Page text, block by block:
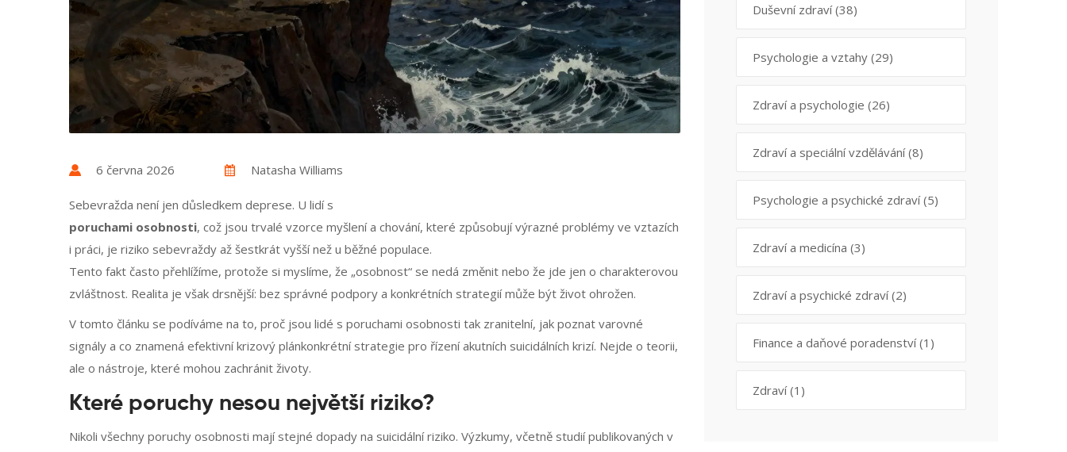
6 června 2026 Natasha Williams
Sebevražda není jen důsledkem deprese. U lidí s
poruchami osobnosti, což jsou trvalé vzorce myšlení a chování, které způsobují výrazné problémy ve vztazích
i práci, je riziko sebevraždy až šestkrát vyšší než u běžné populace.
Tento fakt často přehlížíme, protože si myslíme, že „osobnost“ se nedá změnit nebo že jde jen o charakterovou
zvláštnost. Realita je však drsnější: bez správné podpory a konkrétních strategií může být život ohrožen.
V tomto článku se podíváme na to, proč jsou lidé s poruchami osobnosti tak zranitelní, jak poznat varovné
signály a co znamená efektivníkrizový plánkonkrétní strategie pro řízení akutních suicidálních krizí. Nejde o teorii,
ale o nástroje, které mohou zachránit životy.
Které poruchy nesou největší riziko?
Nikoli všechny poruchy osobnosti mají stejné dopady na suicidální riziko. Výzkumy, včetně studií publikovaných v
Duševní zdraví(38)
Psychologie a vztahy (29)
Zdraví a psychologie (26)
Zdraví a speciální vzdělávání(8)
Psychologie a psychické zdraví(5)
Zdraví a medicína (3)
Zdraví a psychické zdraví(2)
Finance a daňové poradenství(1)
Zdraví(1)